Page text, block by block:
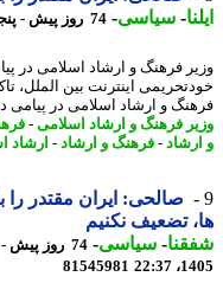
-سیاسی-74 روز پیش - پنجشنبه 7 خرداد 1405، 08:27
فرهنگ و ارشاد اسلامی در
اینترنت بین الملل، تاکید
و ارشاد اسلامی در پیامی در
فرهنگ و ارشاد اسلامی-فرهنگ
-فرهنگ و ارشاد -ارشاد
صالحی: ایران مقتدر را با
تضعیف نکنیم
-سیاسی-
81545981